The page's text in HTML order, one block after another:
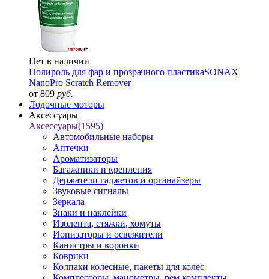
Нет в наличии
Полироль для фар и прозрачного пластикаSONAX
NanoPro Scratch Remover
от 809 руб.
Лодочные моторы
Аксессуары
Аксессуары(1595)
Автомобильные наборы
Аптечки
Ароматизаторы
Багажники и крепления
Держатели гаджетов и органайзеры
Звуковые сигналы
Зеркала
Знаки и наклейки
Изолента, стяжки, хомуты
Ионизаторы и освежители
Канистры и воронки
Коврики
Колпаки колесные, пакеты для колес